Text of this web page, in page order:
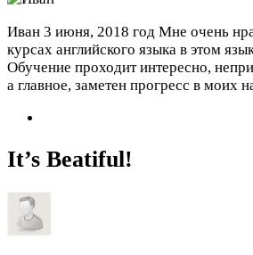
Иван 3 июня, 2018 год Мне очень
курсах английского языка в этом
Обучение проходит интересно,
а главное, заметен прогресс в моих
It’s Beatiful!